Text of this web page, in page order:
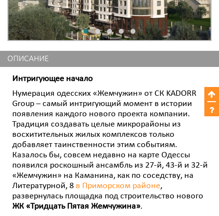
ОПИСАНИЕ
Интригующее начало
Нумерация одесских «Жемчужин» от СК KADORR
Group – самый интригующий момент в истории
появления каждого нового проекта компании.
Традиция создавать целые микрорайоны из
восхитительных жилых комплексов только
добавляет таинственности этим событиям.
Казалось бы, совсем недавно на карте Одессы
появился роскошный ансамбль из 27-й, 43-й и 32-й
«Жемчужин» на Каманина, как по соседству, на
Литературной, 8 в Приморском районе,
развернулась площадка под строительство нового
ЖК «Тридцать Пятая Жемчужина».